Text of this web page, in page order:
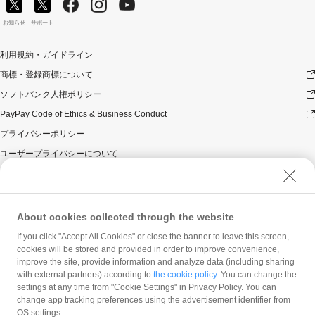
お知らせ サポート
利用規約・ガイドライン
商標・登録商標について
ソフトバンク人権ポリシー
PayPay Code of Ethics & Business Conduct
プライバシーポリシー
ユーザープライバシーについて
ウェブサイト利用規約
反社会的勢力に対する方針
勧誘方針
マネロン等基本方針
カスタマーハラスメントに関する当社の考え方
About cookies collected through the website
If you click "Accept All Cookies" or close the banner to leave this screen,
cookies will be stored and provided in order to improve convenience,
improve the site, provide information and analyze data (including sharing
with external partners) according to the cookie policy. You can change the
settings at any time from "Cookie Settings" in Privacy Policy. You can
change app tracking preferences using the advertisement identifier from
OS settings.